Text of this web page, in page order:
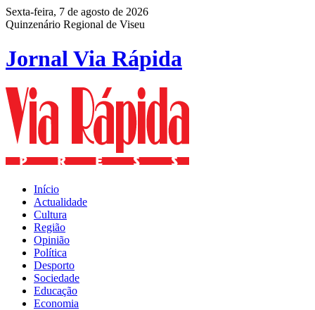
Sexta-feira, 7 de agosto de 2026
Quinzenário Regional de Viseu
Jornal Via Rápida
Início
Actualidade
Cultura
Região
Opinião
Política
Desporto
Sociedade
Educação
Economia